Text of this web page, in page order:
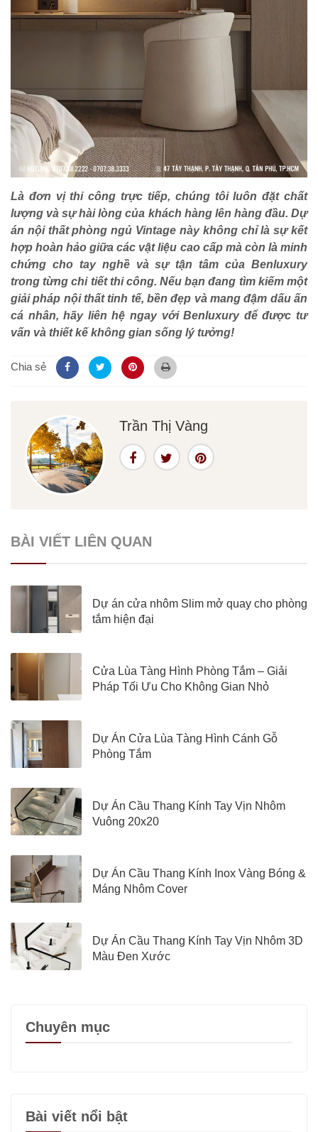
Là đơn vị thi công trực tiếp, chúng tôi luôn đặt chất
lượng và sự hài lòng của khách hàng lên hàng đầu. Dự
án nội thất phòng ngủ Vintage này không chỉ là sự kết
hợp hoàn hảo giữa các vật liệu cao cấp mà còn là minh
chứng cho tay nghề và sự tận tâm của Benluxury
trong từng chi tiết thi công. Nếu bạn đang tìm kiếm một
giải pháp nội thất tinh tế, bền đẹp và mang đậm dấu ấn
cá nhân, hãy liên hệ ngay với Benluxury để được tư
vấn và thiết kế không gian sống lý tưởng!
Chia sẻ
Trần Thị Vàng
BÀI VIẾT LIÊN QUAN
Dự án cửa nhôm Slim mở quay cho phòng
tắm hiện đại
Cửa Lùa Tàng Hình Phòng Tắm – Giải
Pháp Tối Ưu Cho Không Gian Nhỏ
Dự Án Cửa Lùa Tàng Hình Cánh Gỗ
Phòng Tắm
Dự Án Cầu Thang Kính Tay Vịn Nhôm
Vuông 20x20
Dự Án Cầu Thang Kính Inox Vàng Bóng &
Máng Nhôm Cover
Dự Án Cầu Thang Kính Tay Vịn Nhôm 3D
Màu Đen Xước
Chuyên mục
Bài viết nổi bật